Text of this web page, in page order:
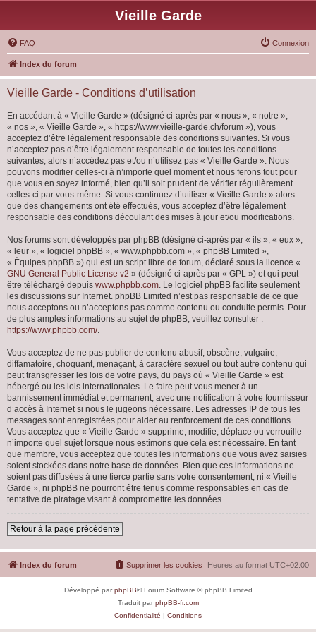
Vieille Garde
FAQ Connexion
Index du forum
Vieille Garde - Conditions d’utilisation
En accédant à « Vieille Garde » (désigné ci-après par « nous », « notre »,
« nos », « Vieille Garde », « https://www.vieille-garde.ch/forum »), vous
acceptez d’être légalement responsable des conditions suivantes. Si vous
n’acceptez pas d’être légalement responsable de toutes les conditions
suivantes, alors n’accédez pas et/ou n’utilisez pas « Vieille Garde ». Nous
pouvons modifier celles-ci à n’importe quel moment et nous ferons tout pour
que vous en soyez informé, bien qu’il soit prudent de vérifier régulièrement
celles-ci par vous-même. Si vous continuez d’utiliser « Vieille Garde » alors
que des changements ont été effectués, vous acceptez d’être légalement
responsable des conditions découlant des mises à jour et/ou modifications.
Nos forums sont développés par phpBB (désigné ci-après par « ils », « eux »,
« leur », « logiciel phpBB », « www.phpbb.com », « phpBB Limited »,
« Équipes phpBB ») qui est un script libre de forum, déclaré sous la licence «
GNU General Public License v2 » (désigné ci-après par « GPL ») et qui peut
être téléchargé depuis www.phpbb.com. Le logiciel phpBB facilite seulement
les discussions sur Internet. phpBB Limited n’est pas responsable de ce que
nous acceptons ou n’acceptons pas comme contenu ou conduite permis. Pour
de plus amples informations au sujet de phpBB, veuillez consulter :
https://www.phpbb.com/.
Vous acceptez de ne pas publier de contenu abusif, obscène, vulgaire,
diffamatoire, choquant, menaçant, à caractère sexuel ou tout autre contenu qui
peut transgresser les lois de votre pays, du pays où « Vieille Garde » est
hébergé ou les lois internationales. Le faire peut vous mener à un
bannissement immédiat et permanent, avec une notification à votre fournisseur
d’accès à Internet si nous le jugeons nécessaire. Les adresses IP de tous les
messages sont enregistrées pour aider au renforcement de ces conditions.
Vous acceptez que « Vieille Garde » supprime, modifie, déplace ou verrouille
n’importe quel sujet lorsque nous estimons que cela est nécessaire. En tant
que membre, vous acceptez que toutes les informations que vous avez saisies
soient stockées dans notre base de données. Bien que ces informations ne
soient pas diffusées à une tierce partie sans votre consentement, ni « Vieille
Garde », ni phpBB ne pourront être tenus comme responsables en cas de
tentative de piratage visant à compromettre les données.
Retour à la page précédente
Index du forum Heures au format UTC+02:00
Supprimer les cookies
Développé parphpBB® Forum Software © phpBB Limited
Traduit parphpBB-fr.com
Confidentialité | Conditions